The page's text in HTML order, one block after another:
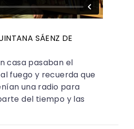
SÁENZ DE
casa pasaban el
fuego y recuerda que
una radio para
del tiempo y las